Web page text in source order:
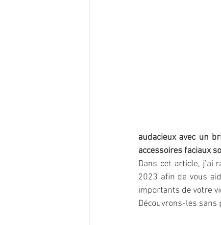
audacieux avec un
accessoires faciaux
Dans cet article, j’ai
2023 afin de vous
importants de votre
Découvrons-les sans